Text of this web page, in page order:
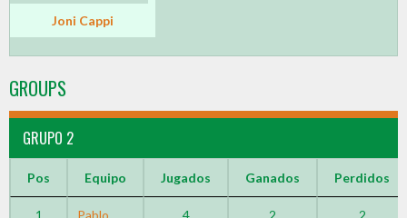
Joni Cappi
GROUPS
GRUPO 2
Pos Equipo Jugados Ganados Perdidos
1
Pablo
4 2 2